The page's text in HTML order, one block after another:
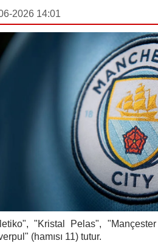
2026 14:01
"Kristal Pelas",
(hamısı 11) tutur.